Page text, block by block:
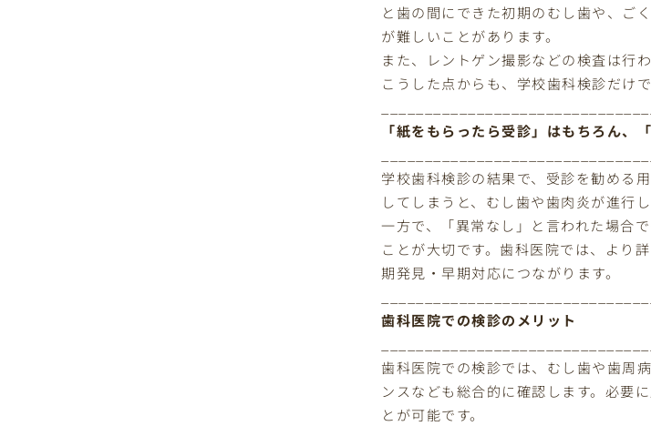
と歯の間にできた初期のむし歯や、ご
が難しいことがあります。
また、レントゲン撮影などの検査は行
こうした点からも、学校歯科検診だけ
「紙をもらったら受診」はもちろん、
学校歯科検診の結果で、受診を勧める
してしまうと、むし歯や歯肉炎が進行
一方で、「異常なし」と言われた場合
ことが大切です。歯科医院では、より
期発見・早期対応につながります。
歯科医院での検診のメリット
歯科医院での検診では、むし歯や歯周
ンスなども総合的に確認します。必要
とが可能です。